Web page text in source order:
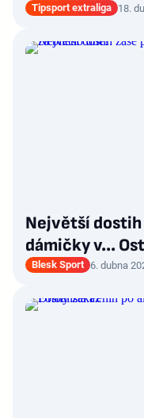
Tipsport extraliga 18.
Největší dostih
dámičky v...
Blesk Sport 6. dubna